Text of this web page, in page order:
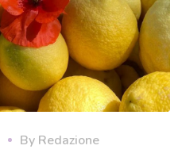
By Redazione